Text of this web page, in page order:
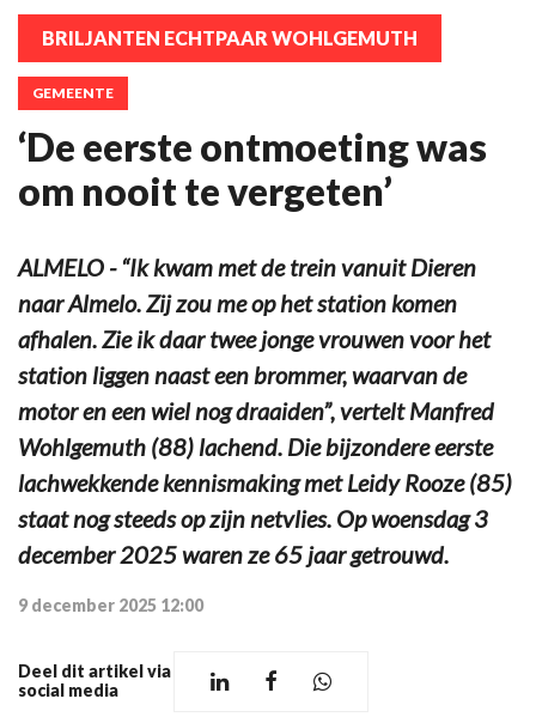
BRILJANTEN ECHTPAAR WOHLGEMUTH
GEMEENTE
‘De eerste ontmoeting was
om nooit te vergeten’
ALMELO - “Ik kwam met de trein vanuit Dieren
naar Almelo. Zij zou me op het station komen
afhalen. Zie ik daar twee jonge vrouwen voor het
station liggen naast een brommer, waarvan de
motor en een wiel nog draaiden”, vertelt Manfred
Wohlgemuth (88) lachend. Die bijzondere eerste
lachwekkende kennismaking met Leidy Rooze (85)
staat nog steeds op zijn netvlies. Op woensdag 3
december 2025 waren ze 65 jaar getrouwd.
9 december 2025 12:00
Deel dit artikel via
social media